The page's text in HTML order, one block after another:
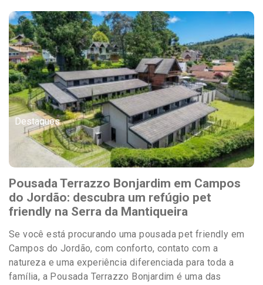
Destaques
Pousada Terrazzo Bonjardim em Campos
do Jordão: descubra um refúgio pet
friendly na Serra da Mantiqueira
Se você está procurando uma pousada pet friendly em
Campos do Jordão, com conforto, contato com a
natureza e uma experiência diferenciada para toda a
família, a Pousada Terrazzo Bonjardim é uma das